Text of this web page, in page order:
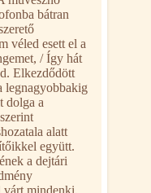
bátran
véled esett el a
/ Így hát
Elkezdődött
legnagyobbakig
dolga a
alatt
együtt.
a dejtári
várt mindenki.